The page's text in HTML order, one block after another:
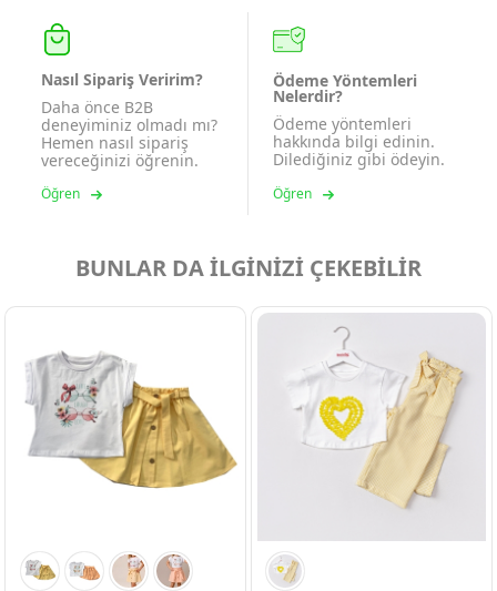
Nasıl Sipariş Veririm?
Daha önce B2B
deneyiminiz olmadı mı?
Hemen nasıl sipariş
vereceğinizi öğrenin.
Öğren
Ödeme Yöntemleri
Nelerdir?
Ödeme yöntemleri
hakkında bilgi edinin.
Dilediğiniz gibi ödeyin.
Öğren
BUNLAR DA İLGİNİZİ ÇEKEBİLİR